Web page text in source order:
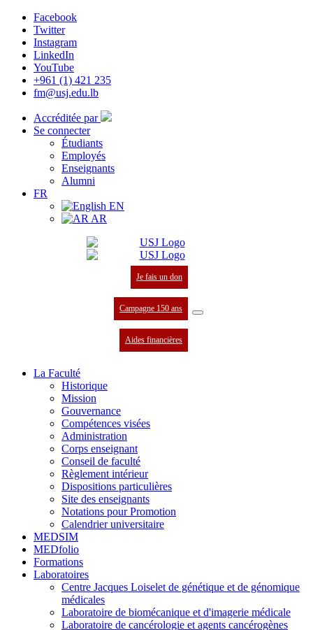
Facebook
Twitter
Instagram
LinkedIn
YouTube
+961 (1) 421 235
fm@usj.edu.lb
Accréditée par
Se connecter
Étudiants
Employés
Enseignants
Alumni
FR
EN
AR
Je fais un don
Campagne 150 ans
Aides financières
La Faculté
Historique
Mission
Gouvernance
Compétences visées
Administration
Corps enseignant
Conseil de faculté
Règlement intérieur
Dispositions particulières
Site des enseignants
Notations pour Promotion
Calendrier universitaire
MEDSIM
MEDfolio
Formations
Laboratoires
Centre Jacques Loiselet de génétique et de génomique
médicales
Laboratoire de biomécanique et d'imagerie médicale
Laboratoire de cancérologie et agents cancérogènes